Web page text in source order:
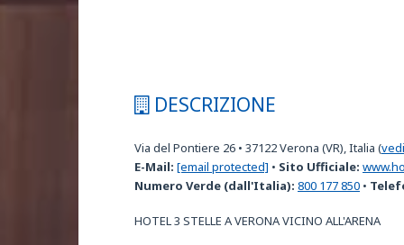
DESCRIZIONE
Via del Pontiere 26 • 37122Verona (VR), Italia (
E-Mail: [email protected] • Sito Ufficiale:
Numero Verde (dall'Italia): 800 177 850 •
HOTEL 3 STELLE A VERONA VICINO ALL'ARENA